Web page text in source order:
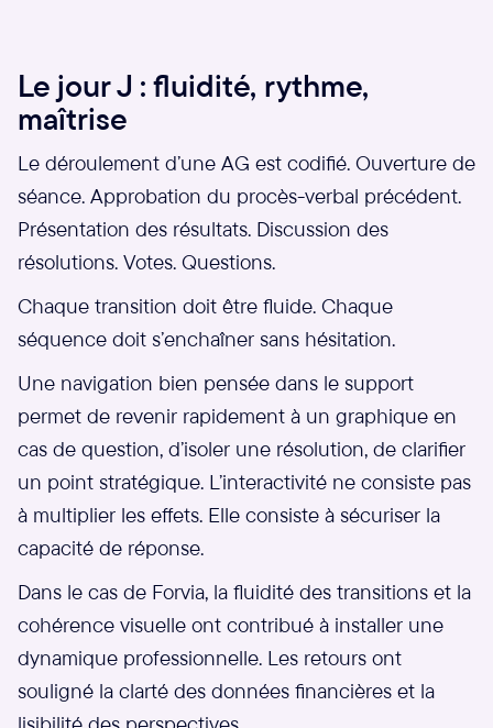
Le jour J : fluidité, rythme,
maîtrise
Le déroulement d’une AG est codifié. Ouverture de
séance. Approbation du procès-verbal précédent.
Présentation des résultats. Discussion des
résolutions. Votes. Questions.
Chaque transition doit être fluide. Chaque
séquence doit s’enchaîner sans hésitation.
Une navigation bien pensée dans le support
permet de revenir rapidement à un graphique en
cas de question, d’isoler une résolution, de clarifier
un point stratégique. L’interactivité ne consiste pas
à multiplier les effets. Elle consiste à sécuriser la
capacité de réponse.
Dans le cas de Forvia, la fluidité des transitions et la
cohérence visuelle ont contribué à installer une
dynamique professionnelle. Les retours ont
souligné la clarté des données financières et la